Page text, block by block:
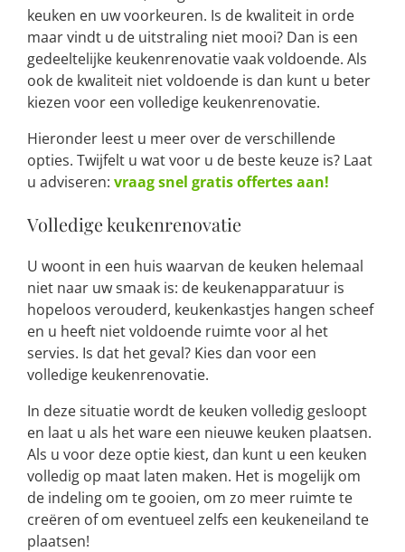
keuken en uw voorkeuren. Is de kwaliteit in orde
maar vindt u de uitstraling niet mooi? Dan is een
gedeeltelijke keukenrenovatie vaak voldoende. Als
ook de kwaliteit niet voldoende is dan kunt u beter
kiezen voor een volledige keukenrenovatie.
Hieronder leest u meer over de verschillende
opties. Twijfelt u wat voor u de beste keuze is? Laat
u adviseren: vraag snel gratis offertes aan!
Volledige keukenrenovatie
U woont in een huis waarvan de keuken helemaal
niet naar uw smaak is: de keukenapparatuur is
hopeloos verouderd, keukenkastjes hangen scheef
en u heeft niet voldoende ruimte voor al het
servies. Is dat het geval? Kies dan voor een
volledige keukenrenovatie.
In deze situatie wordt de keuken volledig gesloopt
en laat u als het ware een nieuwe keuken plaatsen.
Als u voor deze optie kiest, dan kunt u een keuken
volledig op maat laten maken. Het is mogelijk om
de indeling om te gooien, om zo meer ruimte te
creëren of om eventueel zelfs een keukeneiland te
plaatsen!